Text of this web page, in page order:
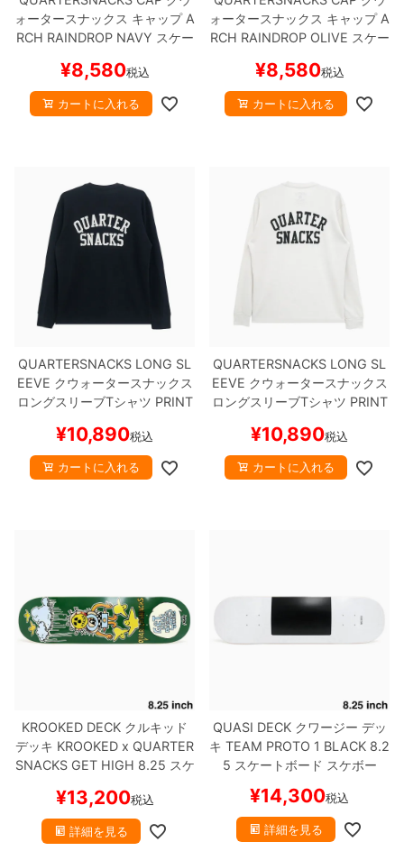
ォータースナックス キャップA
RCH RAINDROPNAVY スケー
¥8,580税込
カートに入れる
ォータースナックス キャップA
RCH RAINDROPOLIVE スケー
¥8,580税込
カートに入れる
QUARTERSNACKS LONG SL
EEVE クウォータースナックス
ロングスリーブTシャツ PRINT
トボード スケボー
¥10,890税込
カートに入れる
QUARTERSNACKS LONG SL
EEVE クウォータースナックス
ロングスリーブTシャツ PRINT
ボード スケボー
¥10,890税込
カートに入れる
KROOKED DECK クルキッド
デッキ KROOKED x QUARTER
SNACKSGET HIGH 8.25 スケ
¥13,200税込
詳細を見る
QUASI DECKクワージー デッ
キ TEAM PROTO 1 BLACK 8.2
5 スケートボード スケボー
¥14,300税込
詳細を見る